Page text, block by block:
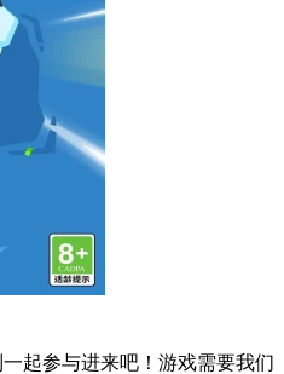
起参与进来吧！游戏需要我们